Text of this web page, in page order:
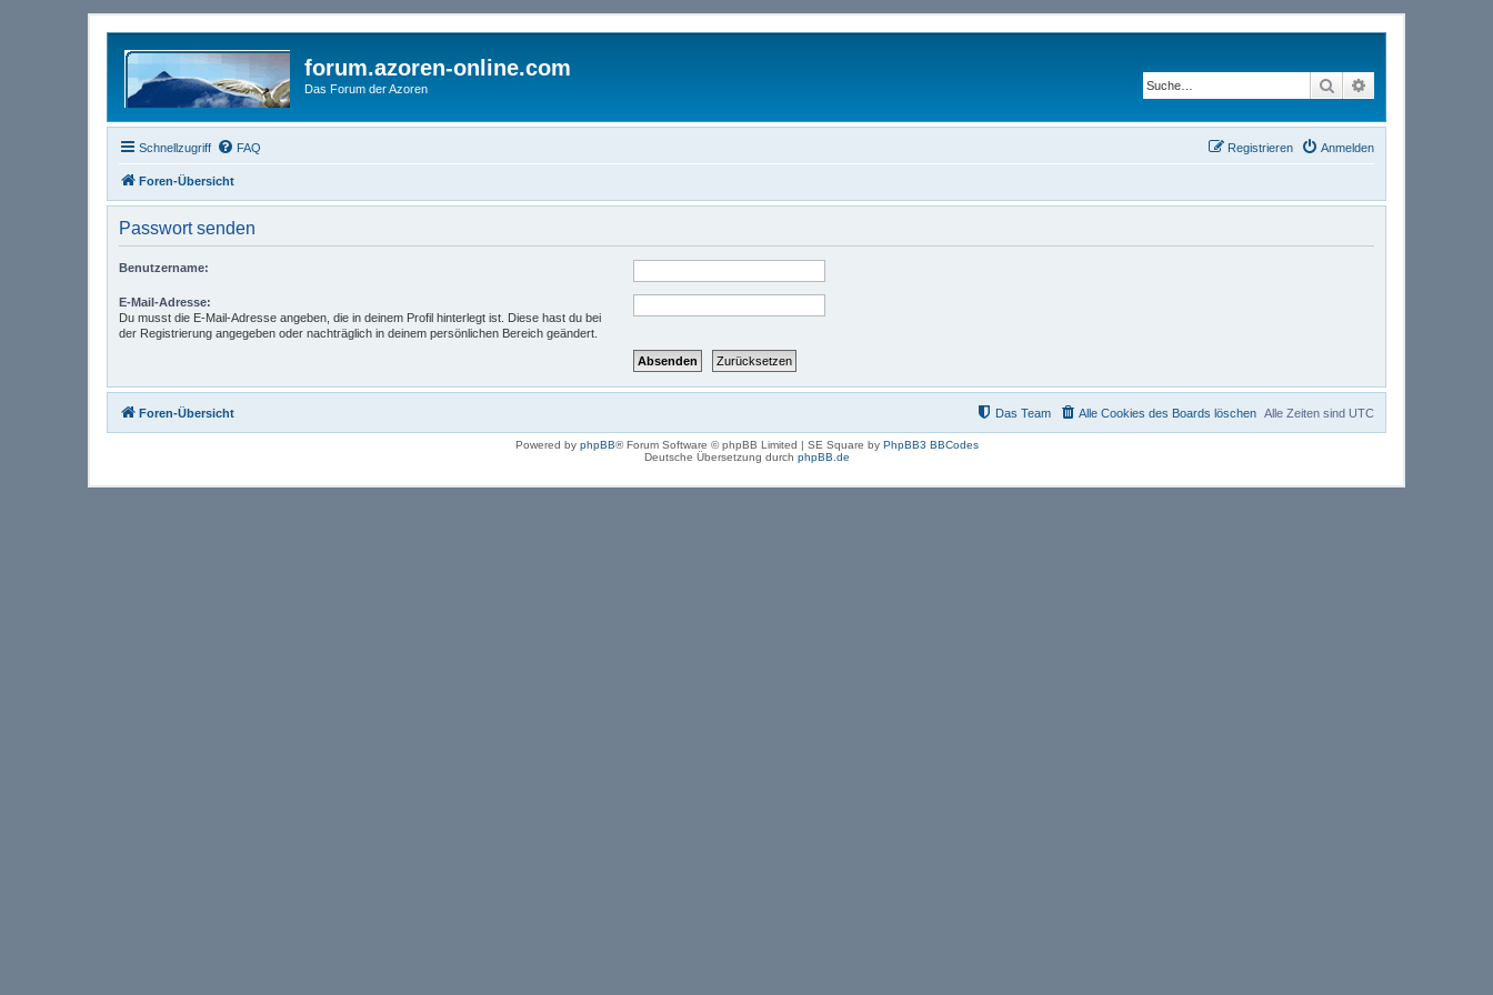
forum.azoren-online.com
Das Forum der Azoren Suche
Schnellzugriff FAQ Anmelden
Registrieren
Foren-Übersicht
Passwort senden
Benutzername:
E-Mail-Adresse:
Du musst die E-Mail-Adresse angeben, die in deinem Profil hinterlegt ist. Diese hast du bei
der Registrierung angegeben oder nachträglich in deinem persönlichen Bereich geändert.
Foren-Übersicht Alle Zeiten sind UTC
Alle Cookies des Boards löschen
Das Team
Powered by phpBB® Forum Software © phpBB Limited | SE Square by PhpBB3 BBCodes
Deutsche Übersetzung durch phpBB.de